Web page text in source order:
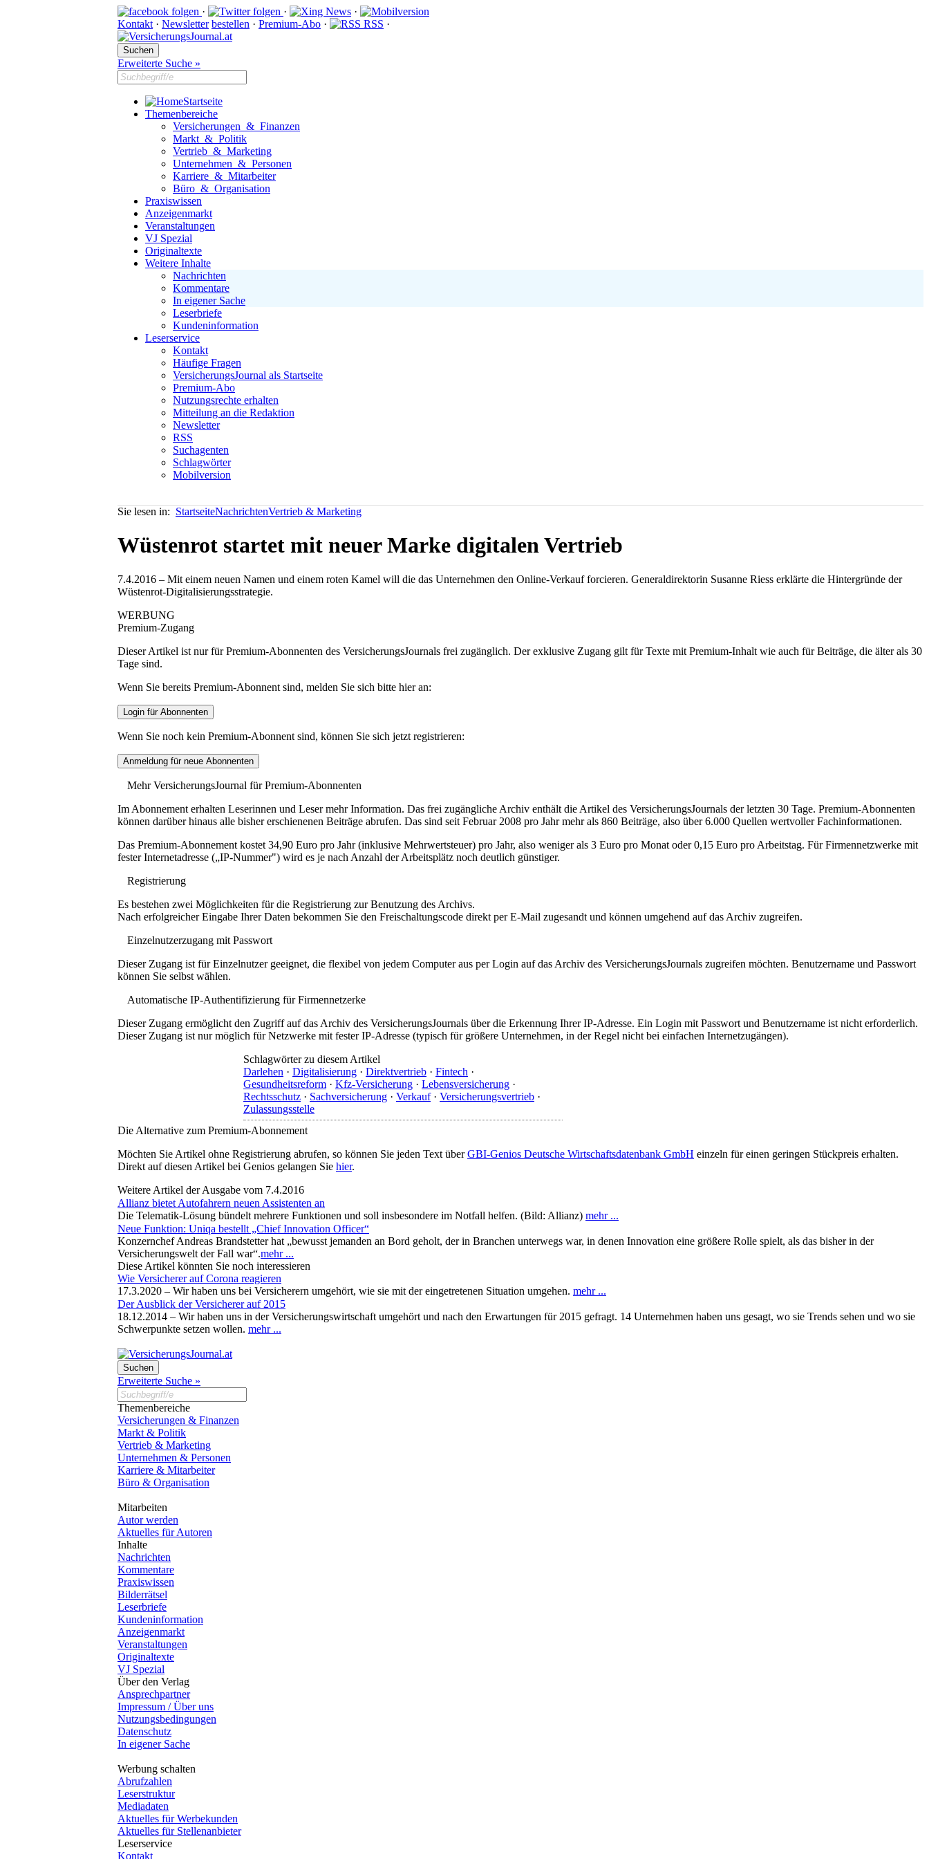
· ·
·
Kontakt · Newsletter bestellen · Premium-Abo · RSS ·
Erweiterte Suche »
Startseite
Themenbereiche
Versicherungen & Finanzen
Markt & Politik
Vertrieb & Marketing
Unternehmen & Personen
Karriere & Mitarbeiter
Büro & Organisation
Praxiswissen
Anzeigenmarkt
Veranstaltungen
VJ Spezial
Originaltexte
Weitere Inhalte
Nachrichten
Kommentare
In eigener Sache
Leserbriefe
Kundeninformation
Leserservice
Kontakt
Häufige Fragen
VersicherungsJournal als Startseite
Premium-Abo
Nutzungsrechte erhalten
Mitteilung an die Redaktion
Newsletter
RSS
Suchagenten
Schlagwörter
Mobilversion
Sie lesen in: StartseiteNachrichtenVertrieb & Marketing
Wüstenrot startet mit neuer Marke digitalen Vertrieb
7.4.2016 – Mit einem neuen Namen und einem roten Kamel will die das Unternehmen den Online-Verkauf forcieren. Generaldirektorin Susanne Riess erklärte die Hintergründe der
Wüstenrot-Digitalisierungsstrategie.
WERBUNG
Premium-Zugang
Dieser Artikel ist nur für Premium-Abonnenten des VersicherungsJournals frei zugänglich. Der exklusive Zugang gilt für Texte mit Premium-Inhalt wie auch für Beiträge, die älter als 30
Tage sind.
Wenn Sie bereits Premium-Abonnent sind, melden Sie sich bitte hier an:
Wenn Sie noch kein Premium-Abonnent sind, können Sie sich jetzt registrieren:
Mehr VersicherungsJournal für Premium-Abonnenten
Im Abonnement erhalten Leserinnen und Leser mehr Information. Das frei zugängliche Archiv enthält die Artikel des VersicherungsJournals der letzten 30 Tage. Premium-Abonnenten
können darüber hinaus alle bisher erschienenen Beiträge abrufen. Das sind seit Februar 2008 pro Jahr mehr als 860 Beiträge, also über 6.000 Quellen wertvoller Fachinformationen.
Das Premium-Abonnement kostet 34,90 Euro pro Jahr (inklusive Mehrwertsteuer) pro Jahr, also weniger als 3 Euro pro Monat oder 0,15 Euro pro Arbeitstag. Für Firmennetzwerke mit
fester Internetadresse („IP-Nummer") wird es je nach Anzahl der Arbeitsplätz noch deutlich günstiger.
Registrierung
Es bestehen zwei Möglichkeiten für die Registrierung zur Benutzung des Archivs.
Nach erfolgreicher Eingabe Ihrer Daten bekommen Sie den Freischaltungscode direkt per E-Mail zugesandt und können umgehend auf das Archiv zugreifen.
Einzelnutzerzugang mit Passwort
Dieser Zugang ist für Einzelnutzer geeignet, die flexibel von jedem Computer aus per Login auf das Archiv des VersicherungsJournals zugreifen möchten. Benutzername und Passwort
können Sie selbst wählen.
Automatische IP-Authentifizierung für Firmennetzerke
Dieser Zugang ermöglicht den Zugriff auf das Archiv des VersicherungsJournals über die Erkennung Ihrer IP-Adresse. Ein Login mit Passwort und Benutzername ist nicht erforderlich.
Dieser Zugang ist nur möglich für Netzwerke mit fester IP-Adresse (typisch für größere Unternehmen, in der Regel nicht bei einfachen Internetzugängen).
Schlagwörter zu diesem Artikel
Darlehen · Digitalisierung · Direktvertrieb · Fintech ·
Gesundheitsreform · Kfz-Versicherung · Lebensversicherung ·
Rechtsschutz · Sachversicherung · Verkauf· Versicherungsvertrieb ·
Zulassungsstelle
Die Alternative zum Premium-Abonnement
Möchten Sie Artikel ohne Registrierung abrufen, so können Sie jeden Text überGBI-Genios Deutsche Wirtschaftsdatenbank GmbH einzeln für einen geringen Stückpreis erhalten.
Direkt auf diesen Artikel bei Genios gelangen Sie hier.
Weitere Artikel der Ausgabe vom 7.4.2016
Allianz bietet Autofahrern neuen Assistenten an
Die Telematik-Lösung bündelt mehrere Funktionen und soll insbesondere im Notfall helfen. (Bild: Allianz) mehr ...
Neue Funktion: Uniqa bestellt „Chief Innovation Officer“
Konzernchef Andreas Brandstetter hat „bewusst jemanden an Bord geholt, der in Branchen unterwegs war, in denen Innovation eine größere Rolle spielt, als das bisher in der
Versicherungswelt der Fall war“.mehr ...
Diese Artikel könnten Sie noch interessieren
Wie Versicherer auf Corona reagieren
17.3.2020 – Wir haben uns bei Versicherern umgehört, wie sie mit der eingetretenen Situation umgehen. mehr ...
Der Ausblick der Versicherer auf 2015
18.12.2014 – Wir haben uns in der Versicherungswirtschaft umgehört und nach den Erwartungen für 2015 gefragt. 14 Unternehmen haben uns gesagt, wo sie Trends sehen und wo sie
Schwerpunkte setzen wollen. mehr ...
Erweiterte Suche »
Themenbereiche
Versicherungen & Finanzen
Markt & Politik
Vertrieb & Marketing
Unternehmen & Personen
Karriere & Mitarbeiter
Büro & Organisation
Mitarbeiten
Autor werden
Aktuelles für Autoren
Inhalte
Nachrichten
Kommentare
Praxiswissen
Bilderrätsel
Leserbriefe
Kundeninformation
Anzeigenmarkt
Veranstaltungen
Originaltexte
VJ Spezial
Über den Verlag
Ansprechpartner
Impressum / Über uns
Nutzungsbedingungen
Datenschutz
In eigener Sache
Werbung schalten
Abrufzahlen
Leserstruktur
Mediadaten
Aktuelles für Werbekunden
Aktuelles für Stellenanbieter
Leserservice
Kontakt